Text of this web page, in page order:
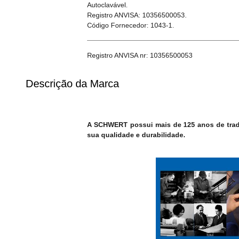
Autoclavável.
Registro ANVISA: 10356500053.
Código Fornecedor: 1043-1.
Registro ANVISA nr: 10356500053
Descrição da Marca
A SCHWERT possui mais de 125 anos de
sua qualidade e durabilidade.